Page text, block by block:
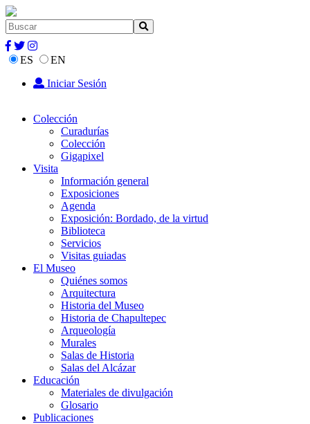
ES
EN
Iniciar Sesión
Colección
Curadurías
Colección
Gigapixel
Visita
Información general
Exposiciones
Agenda
Exposición: Bordado, de la virtud
Biblioteca
Servicios
Visitas guiadas
El Museo
Quiénes somos
Arquitectura
Historia del Museo
Historia de Chapultepec
Arqueología
Murales
Salas de Historia
Salas del Alcázar
Educación
Materiales de divulgación
Glosario
Publicaciones